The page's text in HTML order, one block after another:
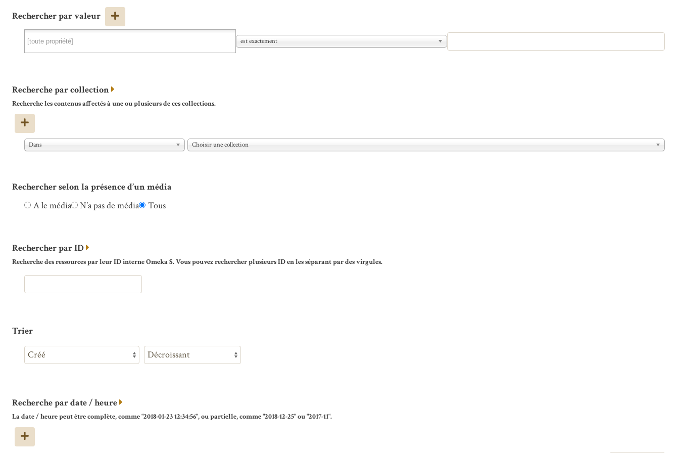
Rechercher par valeur
est exactement
Recherche par collection
Recherche les contenus affectés à une ou plusieurs de ces collections.
Dans Choisir une collection
Rechercher selon la présence d’un média
A le média
N’a pas de média Tous
Rechercher par ID
Recherche des ressources par leur ID interne Omeka S. Vous pouvez rechercher plusieurs ID en les séparant par des virgules.
Trier
Recherche par date / heure
La date / heure peut être complète, comme "2018-01-23 12:34:56", ou partielle, comme "2018-12-25" ou "2017-11".